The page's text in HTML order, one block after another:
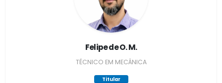
Felipe de O. M.
TÉCNICO EM MECÂNICA
Titular